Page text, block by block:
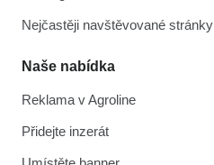
Nejčastěji navštěvované stránky
Naše nabídka
Reklama v Agroline
Přidejte inzerát